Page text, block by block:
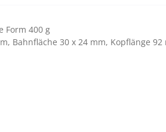
Form 400 g
Bahnfläche 30 x 24 mm, Kopflänge 92